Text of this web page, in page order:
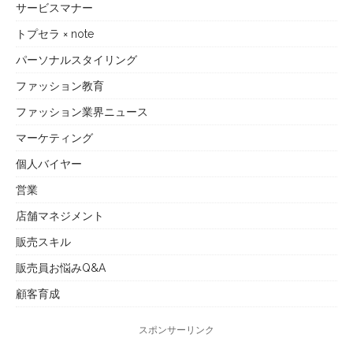
サービスマナー
トプセラ × note
パーソナルスタイリング
ファッション教育
ファッション業界ニュース
マーケティング
個人バイヤー
営業
店舗マネジメント
販売スキル
販売員お悩みQ&A
顧客育成
スポンサーリンク